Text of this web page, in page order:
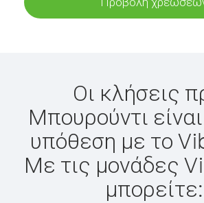
Οι κλήσεις
Μπουρούντι
υπόθεση με το
Με τις μονάδες
μπορείτε: